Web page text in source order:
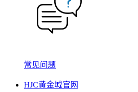
常见问题
HJC黄金城官网